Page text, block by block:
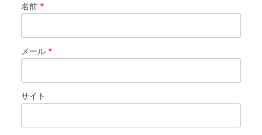
名前 *
メール *
サイト